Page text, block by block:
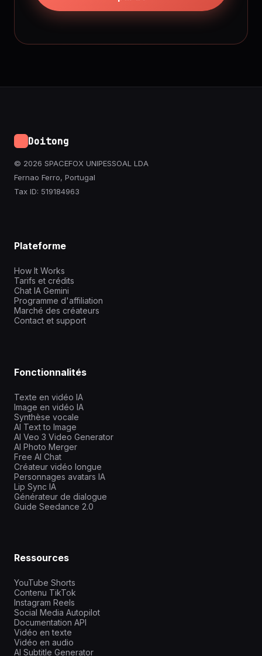
Doitong
© 2026 SPACEFOX UNIPESSOAL LDA
Fernao Ferro, Portugal
Tax ID: 519184963
Plateforme
How It Works
Tarifs et crédits
Chat IA Gemini
Programme d'affiliation
Marché des créateurs
Contact et support
Fonctionnalités
Texte en vidéo IA
Image en vidéo IA
Synthèse vocale
AI Text to Image
AI Veo 3 Video Generator
AI Photo Merger
Free AI Chat
Créateur vidéo longue
Personnages avatars IA
Lip Sync IA
Générateur de dialogue
Guide Seedance 2.0
Ressources
YouTube Shorts
Contenu TikTok
Instagram Reels
Social Media Autopilot
Documentation API
Vidéo en texte
Vidéo en audio
AI Subtitle Generator